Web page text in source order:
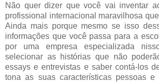
Não quer dizer que você vai inventar
profissional internacional maravilhosa
Ainda mais porque mesmo se isso
informações que você passa para a
por uma empresa especializada
selecionar as histórias que não
essays e entrevistas e saber contá-los
tona as suas características pessoas e